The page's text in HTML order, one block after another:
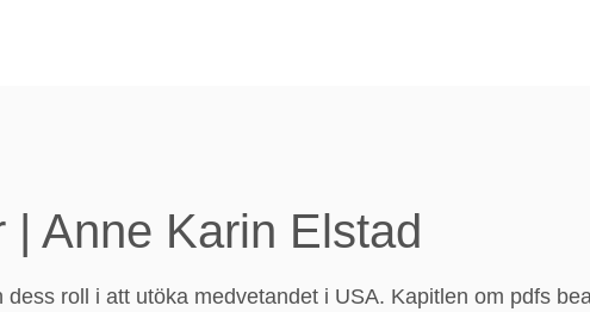
Anne Karin Elstad
roll i att utöka medvetandet i USA. Kapitlen om pdfs